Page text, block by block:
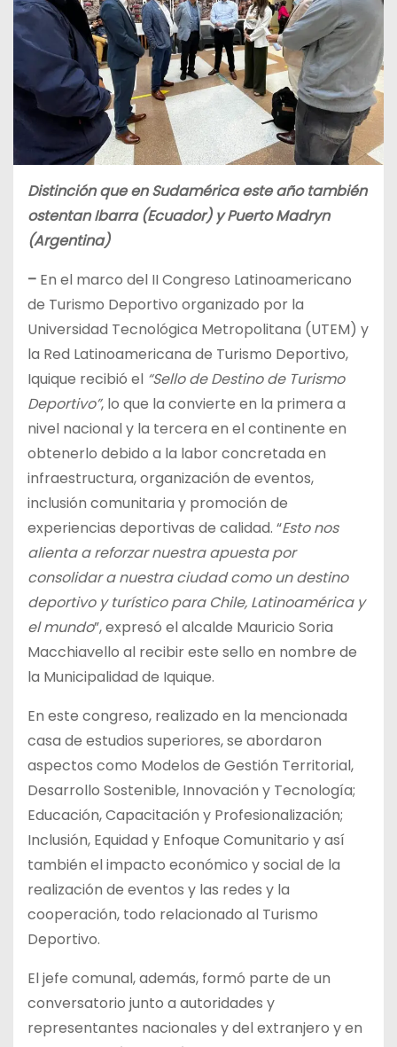
Distinción que en Sudamérica este año también
ostentan Ibarra (Ecuador) y Puerto Madryn
(Argentina)
– En el marco del II Congreso Latinoamericano
de Turismo Deportivo organizado por la
Universidad Tecnológica Metropolitana (UTEM) y
la Red Latinoamericana de Turismo Deportivo,
Iquique recibió el “Sello de Destino de Turismo
Deportivo”, lo que la convierte en la primera a
nivel nacional y la tercera en el continente en
obtenerlo debido a la labor concretada en
infraestructura, organización de eventos,
inclusión comunitaria y promoción de
experiencias deportivas de calidad. “Esto nos
alienta a reforzar nuestra apuesta por
consolidar a nuestra ciudad como un destino
deportivo y turístico para Chile, Latinoamérica y
el mundo”, expresó el alcalde Mauricio Soria
Macchiavello al recibir este sello en nombre de
la Municipalidad de Iquique.
En este congreso, realizado en la mencionada
casa de estudios superiores, se abordaron
aspectos como Modelos de Gestión Territorial,
Desarrollo Sostenible, Innovación y Tecnología;
Educación, Capacitación y Profesionalización;
Inclusión, Equidad y Enfoque Comunitario y así
también el impacto económico y social de la
realización de eventos y las redes y la
cooperación, todo relacionado al Turismo
Deportivo.
El jefe comunal, además, formó parte de un
conversatorio junto a autoridades y
representantes nacionales y del extranjero y en